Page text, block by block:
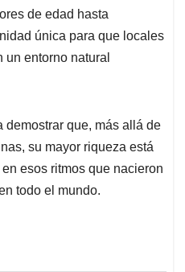
de edad hasta
única para que locales
entorno natural
demostrar que, más allá de
su mayor riqueza está
esos ritmos que nacieron
todo el mundo.